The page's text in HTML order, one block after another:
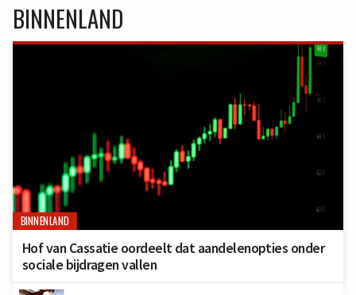
BINNENLAND
BINNENLAND
Hof van Cassatie oordeelt dat aandelenopties onder
sociale bijdragen vallen